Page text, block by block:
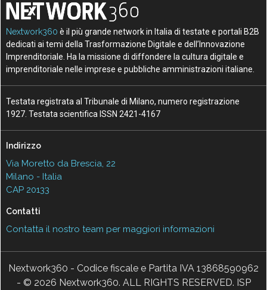
Nextwork360 è il più grande network in Italia di testate e portali B2B
dedicati ai temi della Trasformazione Digitale e dell’Innovazione
Imprenditoriale. Ha la missione di diffondere la cultura digitale e
imprenditoriale nelle imprese e pubbliche amministrazioni italiane.
Testata registrata al Tribunale di Milano, numero registrazione
1927. Testata scientifica ISSN 2421-4167
Indirizzo
Via Moretto da Brescia, 22
Milano - Italia
CAP 20133
Contatti
Contatta il nostro team per maggiori informazioni
Nextwork360 - Codice fiscale e Partita IVA 13868590962
- © 2026 Nextwork360. ALL RIGHTS RESERVED. ISP